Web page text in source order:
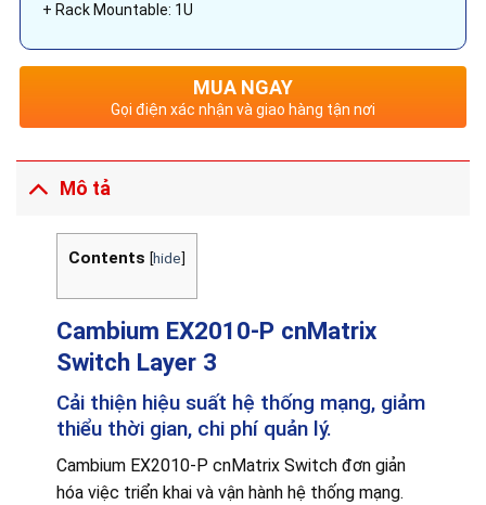
+ Rack Mountable: 1U
MUA NGAY
Gọi điện xác nhận và giao hàng tận nơi
Mô tả
Contents [hide]
Cambium EX2010-P cnMatrix
Switch Layer 3
Cải thiện hiệu suất hệ thống mạng, giảm
thiểu thời gian, chi phí quản lý.
Cambium EX2010-P cnMatrix Switch đơn giản
hóa việc triển khai và vận hành hệ thống mạng.